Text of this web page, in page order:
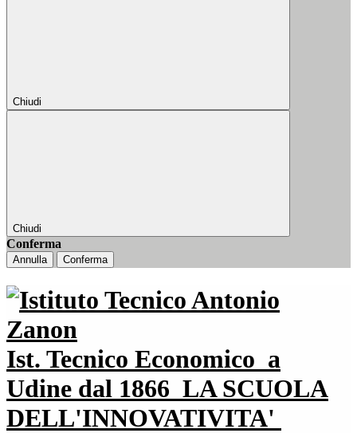
Chiudi
Chiudi
Conferma
Annulla Conferma
Ist. Tecnico Economico a
Udine dal 1866 LA SCUOLA
DELL'INNOVATIVITA'